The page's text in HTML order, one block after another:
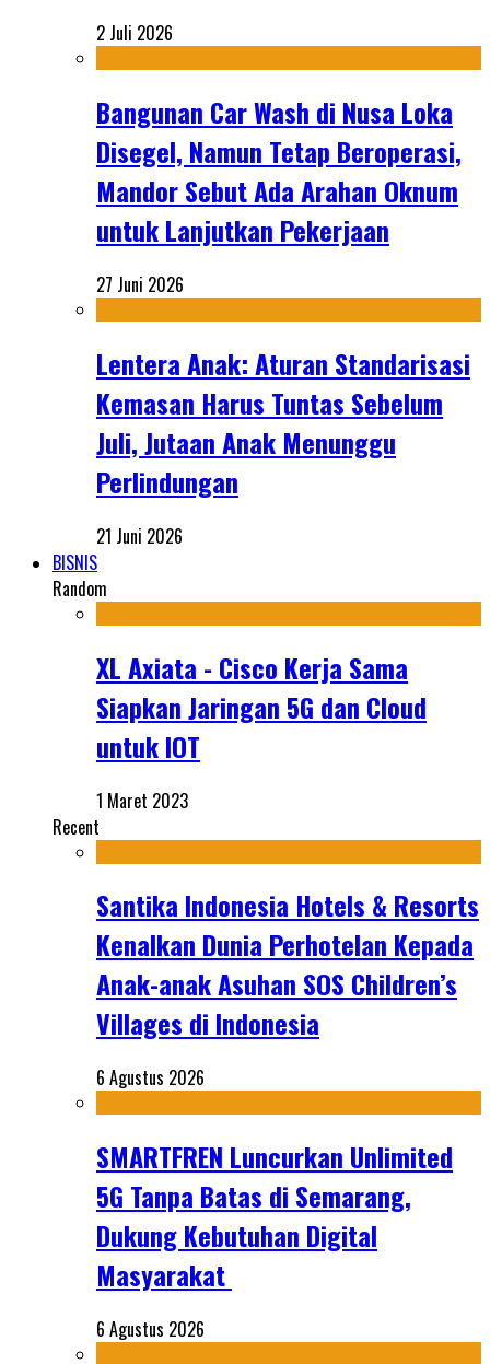
2 Juli 2026
Bangunan Car Wash di Nusa Loka
Disegel, Namun Tetap Beroperasi,
Mandor Sebut Ada Arahan Oknum
untuk Lanjutkan Pekerjaan
27 Juni 2026
Lentera Anak: Aturan Standarisasi
Kemasan Harus Tuntas Sebelum
Juli, Jutaan Anak Menunggu
Perlindungan
21 Juni 2026
BISNIS
Random
XL Axiata - Cisco Kerja Sama
Siapkan Jaringan 5G dan Cloud
untuk IOT
1 Maret 2023
Recent
Santika Indonesia Hotels & Resorts
Kenalkan Dunia Perhotelan Kepada
Anak-anak Asuhan SOS Children’s
Villages di Indonesia
6 Agustus 2026
SMARTFREN Luncurkan Unlimited
5G Tanpa Batas di Semarang,
Dukung Kebutuhan Digital
Masyarakat
6 Agustus 2026